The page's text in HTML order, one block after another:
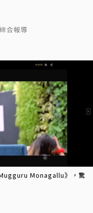
合報導
Monagallu》，驚